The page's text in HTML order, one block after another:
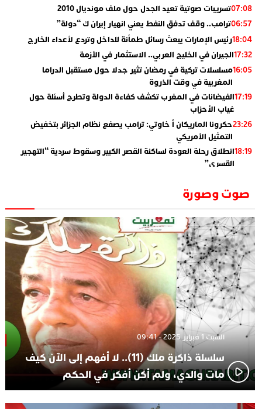
07:08تسريبات صوتية تعيد الجدل حول ملف مونديال 2010
06:57ترامب.. وقف تدفق النفط يعني انهيار إيران ك “دولة”
18:04رئيس الإمارات يبعث رسائل طمأنة للداخل وتردع لأعداء الخارج
17:32الجيران في الخليج العربي.. الاستثمار في الأزمة
16:05مسلسلات تركية في رمضان تثير جدلا حول مستقبل الدراما
المغربية في وقت الذروة
17:19الفيضانات في المغرب تكشف كفاءة الدولة وتطرح أسئلة حول
غياب الأحزاب
23:26حكرونا الماريكان أ خاوتي: ترامب يصفع نظام الجزائر بتخفيض
التمثيل الأمريكي
18:19انطلاق رحلة العودة لساكنة القصر الكبير وسقوط سردية “التهجير
القسري”
01:55
​”لارام”.. 3 خطوط أخرى نحو إسبانيا وهذه هي الوجهات
14:37الاعلامي حسن فاتح.. لهذا السبب يرفض بعض لاعبوا المنتخب
تعيين السكتيوي
صوت وصورة
السبت 1 فبراير 2025 - 09:41
سلسلة ذاكرة ملك (11).. لا أفهم إلى الآن كيف
مات والدي، ولم أكن أفكر في الحكم